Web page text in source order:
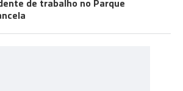
de trabalho no Parque